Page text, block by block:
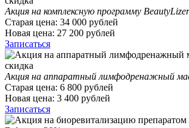
Акция на комплексную программу
Старая цена: 34 000 рублей
Новая цена: 27 200 рублей
Записаться
Акция на аппаратный лимфодренажный
Старая цена: 6 800 рублей
Новая цена: 3 400 рублей
Записаться